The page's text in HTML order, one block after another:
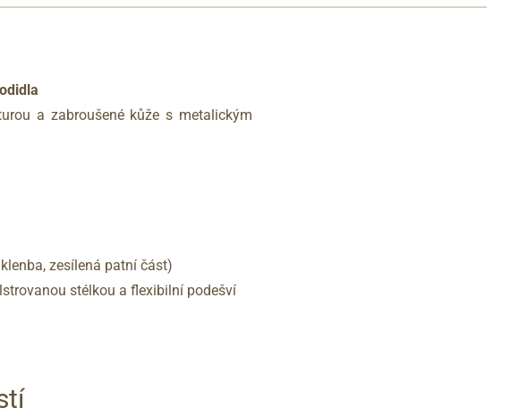
a zabroušené kůže s metalickým
zesílená patní část)
stélkou a flexibilní podešví